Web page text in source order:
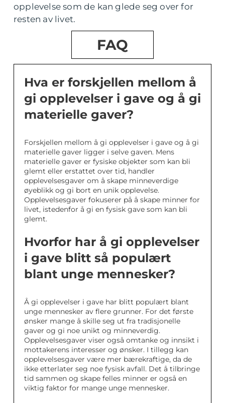
opplevelse som de kan glede seg over for
resten av livet.
FAQ
Hva er forskjellen mellom å
gi opplevelser i gave og å gi
materielle gaver?
Forskjellen mellom å gi opplevelser i gave og å gi
materielle gaver ligger i selve gaven. Mens
materielle gaver er fysiske objekter som kan bli
glemt eller erstattet over tid, handler
opplevelsesgaver om å skape minneverdige
øyeblikk og gi bort en unik opplevelse.
Opplevelsesgaver fokuserer på å skape minner for
livet, istedenfor å gi en fysisk gave som kan bli
glemt.
Hvorfor har å gi opplevelser
i gave blitt så populært
blant unge mennesker?
Å gi opplevelser i gave har blitt populært blant
unge mennesker av flere grunner. For det første
ønsker mange å skille seg ut fra tradisjonelle
gaver og gi noe unikt og minneverdig.
Opplevelsesgaver viser også omtanke og innsikt i
mottakerens interesser og ønsker. I tillegg kan
opplevelsesgaver være mer bærekraftige, da de
ikke etterlater seg noe fysisk avfall. Det å tilbringe
tid sammen og skape felles minner er også en
viktig faktor for mange unge mennesker.